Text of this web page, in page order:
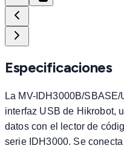
Especificaciones
La MV-IDH3000B/
interfaz USB de Hikrobot,
datos con el lector de
serie IDH3000. Se